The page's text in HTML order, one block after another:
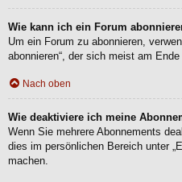
Wie kann ich ein Forum
Um ein Forum zu abonnieren,
abonnieren“, der sich meist am
Nach oben
Wie deaktiviere ich meine
Wenn Sie mehrere Abonnements
dies im persönlichen Bereich unter
machen.